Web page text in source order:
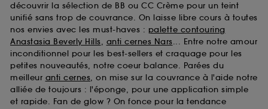
découvrir la sélection de BB ou CC Crème pour un teint
unifié sans trop de couvrance. On laisse libre cours à toutes
nos envies avec les must-haves : palette contouring
Anastasia Beverly Hills, anti cernes Nars... Entre notre amour
inconditionnel pour les best-sellers et craquage pour les
petites nouveautés, notre coeur balance. Parées du
meilleur anti cernes, on mise sur la couvrance à l'aide notre
alliée de toujours : l'éponge, pour une application simple
et rapide. Fan de glow ? On fonce pour la tendance